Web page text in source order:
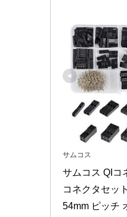
サムコス
サムコス QIコ
コネクタセッ
54mm ピッチ